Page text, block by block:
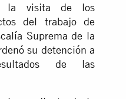
la visita de los
del trabajo de
Suprema de la
su detención a
de las